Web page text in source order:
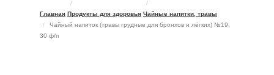
Главная Продукты для здоровья Чайные напитки, травы
Чайный напиток (травы грудные для бронхов и лёгких) №19,
30 ф/п